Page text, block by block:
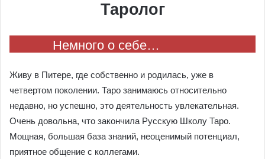
Таролог
Немного о себе…
Живу в Питере, где собственно и родилась, уже в
четвертом поколении. Таро занимаюсь относительно
недавно, но успешно, это деятельность увлекательная.
Очень довольна, что закончила Русскую Школу Таро.
Мощная, большая база знаний, неоценимый потенциал,
приятное общение с коллегами.